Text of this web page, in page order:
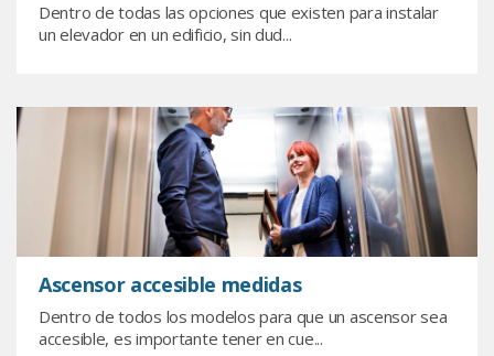
Dentro de todas las opciones que existen para instalar
un elevador en un edificio, sin dud...
Ascensor accesible medidas
Dentro de todos los modelos para que un ascensor sea
accesible, es importante tener en cue...